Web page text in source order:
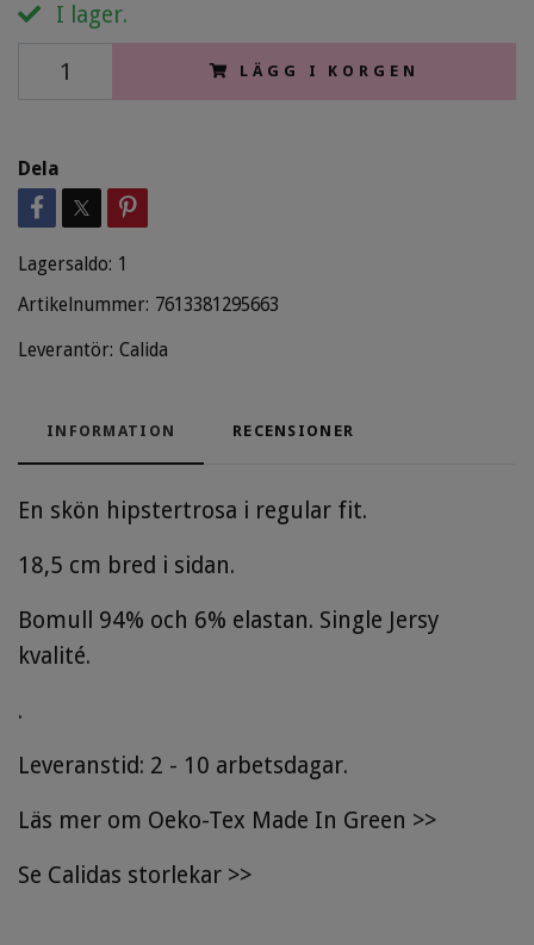
I lager.
LÄGG I KORGEN
Dela
Lagersaldo: 1
Artikelnummer: 7613381295663
Leverantör: Calida
INFORMATION RECENSIONER
En skön hipstertrosa i regular fit.
18,5 cm bred i sidan.
Bomull 94% och 6% elastan. Single Jersy
kvalité.
.
Leveranstid: 2 - 10 arbetsdagar.
Läs mer om Oeko-Tex Made In Green >>
Se Calidas storlekar >>